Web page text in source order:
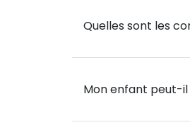
Quelles sont les
Mon enfant peut-il